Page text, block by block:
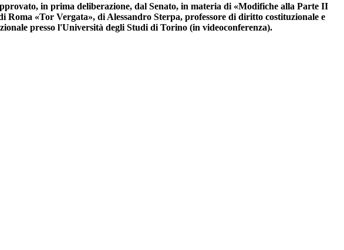
in prima deliberazione, dal Senato, in materia di «Modifiche alla Parte II
«Tor Vergata», di Alessandro Sterpa, professore di diritto costituzionale e
presso l'Università degli Studi di Torino (in videoconferenza).